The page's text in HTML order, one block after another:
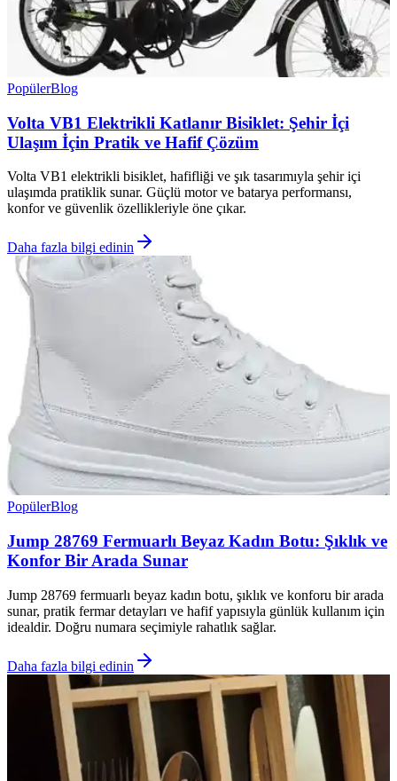
PopülerBlog
Volta VB1 Elektrikli Katlanır Bisiklet: Şehir İçi
Ulaşım İçin Pratik ve Hafif Çözüm
Volta VB1 elektrikli bisiklet, hafifliği ve şık tasarımıyla şehir içi
ulaşımda pratiklik sunar. Güçlü motor ve batarya performansı,
konfor ve güvenlik özellikleriyle öne çıkar.
Daha fazla bilgi edinin
PopülerBlog
Jump 28769 Fermuarlı Beyaz Kadın Botu: Şıklık ve
Konfor Bir Arada Sunar
Jump 28769 fermuarlı beyaz kadın botu, şıklık ve konforu bir arada
sunar, pratik fermar detayları ve hafif yapısıyla günlük kullanım için
idealdir. Doğru numara seçimiyle rahatlık sağlar.
Daha fazla bilgi edinin